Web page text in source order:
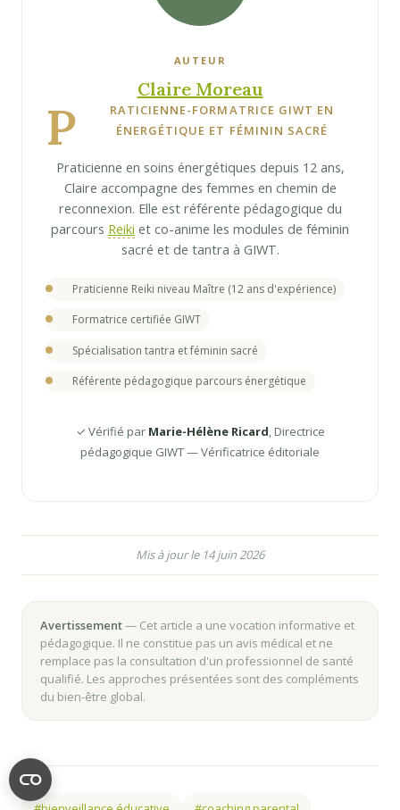
AUTEUR
Claire Moreau
P
RATICIENNE-FORMATRICE GIWT EN
ÉNERGÉTIQUE ET FÉMININ SACRÉ
Praticienne en soins énergétiques depuis 12 ans,
Claire accompagne des femmes en chemin de
reconnexion. Elle est référente pédagogique du
parcours Reiki et co-anime les modules de féminin
sacré et de tantra à GIWT.
Praticienne Reiki niveau Maître (12 ans d'expérience)
Formatrice certifiée GIWT
Spécialisation tantra et féminin sacré
Référente pédagogique parcours énergétique
✓ Vérifié par Marie-Hélène Ricard, Directrice
pédagogique GIWT — Vérificatrice éditoriale
Mis à jour le 14 juin 2026
Avertissement— Cet article a une vocation informative et
pédagogique. Il ne constitue pas un avis médical et ne
remplace pas la consultation d'un professionnel de santé
qualifié. Les approches présentées sont des compléments
du bien-être global.